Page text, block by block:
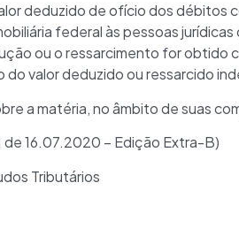
deduzido de ofício dos débitos
federal às pessoas
ou o ressarcimento for obtido
valor deduzido ou ressarcido
a matéria, no âmbito de suas
de 16.07.2020 – Edição Extra-B)
Tributários